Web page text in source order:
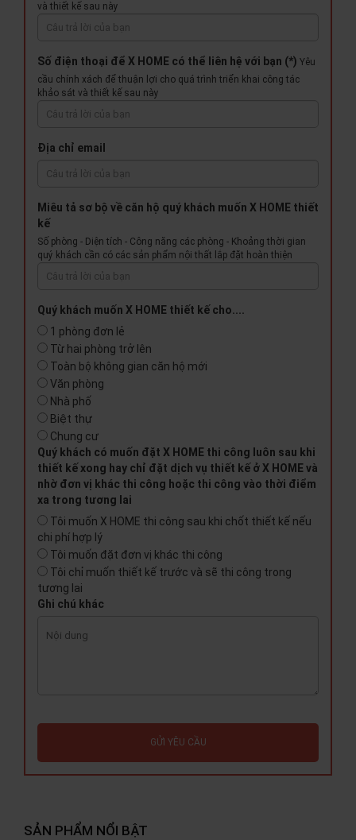
và thiết kế sau này
Số điện thoại để X HOME có thể liên hệ với bạn (*) Yêu
cầu chính xách để thuận lợi cho quá trình triển khai công tác
khảo sát và thiết kế sau này
Địa chỉ email
Miêu tả sơ bộ về căn hộ quý khách muốn X HOME thiết
kế
Số phòng - Diện tích - Công năng các phòng - Khoảng thời gian
quý khách cần có các sản phẩm nội thất lắp đặt hoàn thiện
Quý khách muốn X HOME thiết kế cho....
1 phòng đơn lẻ
Từ hai phòng trở lên
Toàn bộ không gian căn hộ mới
Văn phòng
Nhà phố
Biệt thự
Chung cư
Quý khách có muốn đặt X HOME thi công luôn sau khi
thiết kế xong hay chỉ đặt dịch vụ thiết kế ở X HOME và
nhờ đơn vị khác thi công hoặc thi công vào thời điểm
xa trong tương lai
Tôi muốn X HOME thi công sau khi chốt thiết kế nếu
chi phí hợp lý
Tôi muốn đặt đơn vị khác thi công
Tôi chỉ muốn thiết kế trước và sẽ thi công trong
tương lai
Ghi chú khác
GỬI YÊU CẦU
SẢN PHẨM NỔI BẬT